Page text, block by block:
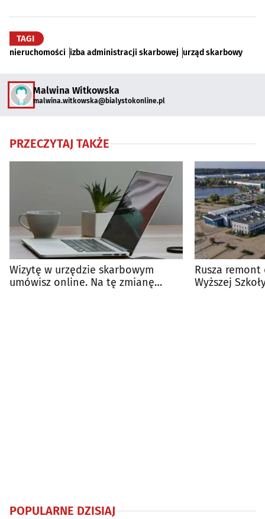
TAGI
nieruchomości izba administracji skarbowej urząd skarbowy
Malwina Witkowska
malwina.witkowska@bialystokonline.pl
PRZECZYTAJ TAKŻE
Wizytę w urzędzie skarbowym
umówisz online. Na tę zmianę
Rusza
Wyższej
POPULARNE DZISIAJ